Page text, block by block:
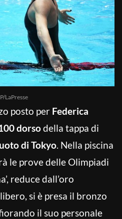
LaPresse
posto per Federica
dorsodella tappa di
di Tokyo. Nella piscina
le prove delle Olimpiadi
reduce dall’oro
si è presa il bronzo
il suo personale